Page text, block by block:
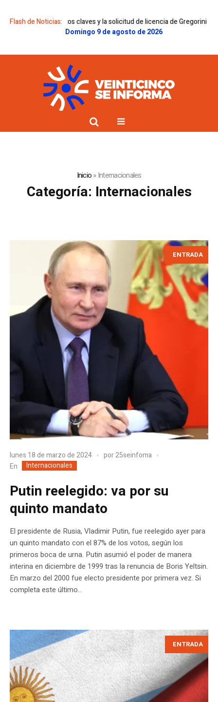
Flash de Noticias:
y la solicitud de licencia de Gregorini
Dolor en la familia
Domingo 9 de agosto de 2026
Inicio»Internacionales
Categoría: Internacionales
ENTRADA
lunes 18 de marzo de 2024 por25seinfoma
En
Internacionales
Putin reelegido: va por su
quinto mandato
El presidente de Rusia, Vladimir Putin, fue reelegido ayer para
un quinto mandato con el 87% de los votos, según los
primeros boca de urna. Putin asumió el poder de manera
interina en diciembre de 1999 tras la renuncia de Boris Yeltsin.
En marzo del 2000 fue electo presidente por primera vez. Si
completa este último...
ENTRADA